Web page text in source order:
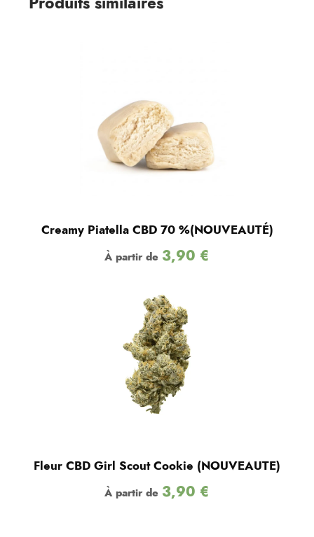
Creamy Piatella CBD 70 %(NOUVEAUTÉ)
À partir de 3,90 €
Fleur CBD Girl Scout Cookie (NOUVEAUTE)
À partir de 3,90 €